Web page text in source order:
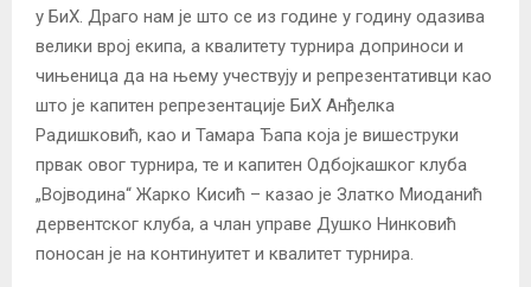
у БиХ. Драго нам је што се из године у годину одазива
велики врој екипа, а квалитету турнира доприноси и
чињеница да на њему учествују и репрезентативци као
што је капитен репрезентације БиХ Анђелка
Радишковић, као и Тамара Ђапа која је вишеструки
првак овог турнира, те и капитен Одбојкашког клуба
„Војводина“ Жарко Кисић – казао је Златко Миоданић
дервентског клуба, а члан управе Душко Нинковић
поносан је на континуитет и квалитет турнира.